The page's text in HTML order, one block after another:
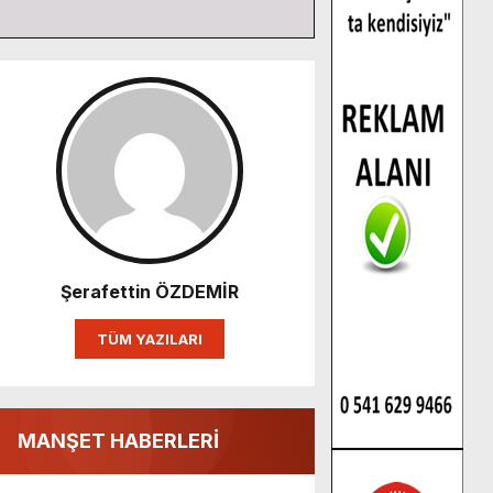
Şerafettin ÖZDEMİR
TÜM YAZILARI
MANŞET HABERLERİ